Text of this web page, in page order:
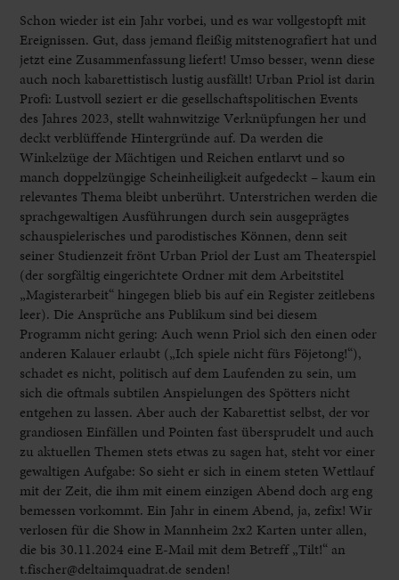
Schon wieder ist ein Jahr vorbei, und es war vollgestopft mit
Ereignissen. Gut, dass jemand fleißig mitstenografiert hat und
jetzt eine Zusammenfassung liefert! Umso besser, wenn diese
auch noch kabarettistisch lustig ausfällt! Urban Priol ist darin
Profi: Lustvoll seziert er die gesellschaftspolitischen Events
des Jahres 2023, stellt wahnwitzige Verknüpfungen her und
deckt verblüffende Hintergründe auf. Da werden die
Winkelzüge der Mächtigen und Reichen entlarvt und so
manch doppelzüngige Scheinheiligkeit aufgedeckt – kaum ein
relevantes Thema bleibt unberührt. Unterstrichen werden die
sprachgewaltigen Ausführungen durch sein ausgeprägtes
schauspielerisches und parodistisches Können, denn seit
seiner Studienzeit frönt Urban Priol der Lust am Theaterspiel
(der sorgfältig eingerichtete Ordner mit dem Arbeitstitel
„Magisterarbeit“ hingegen blieb bis auf ein Register zeitlebens
leer). Die Ansprüche ans Publikum sind bei diesem
Programm nicht gering: Auch wenn Priol sich den einen oder
anderen Kalauer erlaubt („Ich spiele nicht fürs Föjetong!“),
schadet es nicht, politisch auf dem Laufenden zu sein, um
sich die oftmals subtilen Anspielungen des Spötters nicht
entgehen zu lassen. Aber auch der Kabarettist selbst, der vor
grandiosen Einfällen und Pointen fast übersprudelt und auch
zu aktuellen Themen stets etwas zu sagen hat, steht vor einer
gewaltigen Aufgabe: So sieht er sich in einem steten Wettlauf
mit der Zeit, die ihm mit einem einzigen Abend doch arg eng
bemessen vorkommt. Ein Jahr in einem Abend, ja, zefix! Wir
verlosen für die Show in Mannheim 2x2 Karten unter allen,
die bis 30.11.2024 eine E-Mail mit dem Betreff „Tilt!“ an
t.fischer@deltaimquadrat.de senden!